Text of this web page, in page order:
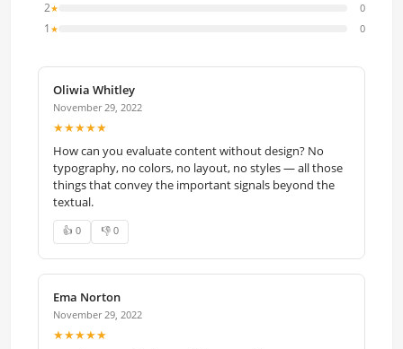
2★ 0
1 ★ 0
Oliwia Whitley
November 29, 2022
★★★★★
How can you evaluate content without design? No
typography, no colors, no layout, no styles — all those
things that convey the important signals beyond the
textual.
👍 0 👎 0
Ema Norton
November 29, 2022
★★★★★